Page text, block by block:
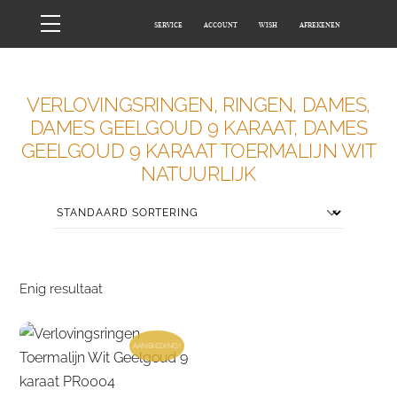
Menu SERVICE ACCOUNT WISH AFREKENEN
VERLOVINGSRINGEN, RINGEN, DAMES,
DAMES GEELGOUD 9 KARAAT, DAMES
GEELGOUD 9 KARAAT TOERMALIJN WIT
NATUURLIJK
Enig resultaat
AANBIEDING!